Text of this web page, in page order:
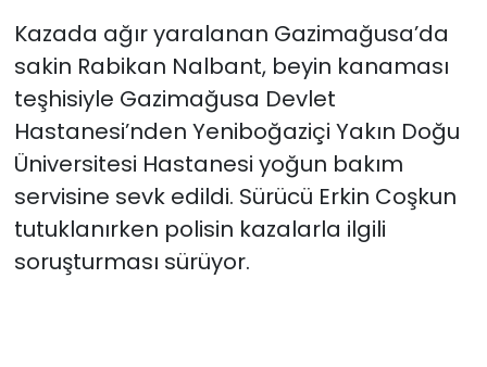
Kazada ağır yaralanan Gazimağusa’da
sakin Rabikan Nalbant, beyin kanaması
teşhisiyle Gazimağusa Devlet
Hastanesi’nden Yeniboğaziçi Yakın Doğu
Üniversitesi Hastanesi yoğun bakım
servisine sevk edildi. Sürücü Erkin Coşkun
tutuklanırken polisin kazalarla ilgili
soruşturması sürüyor.